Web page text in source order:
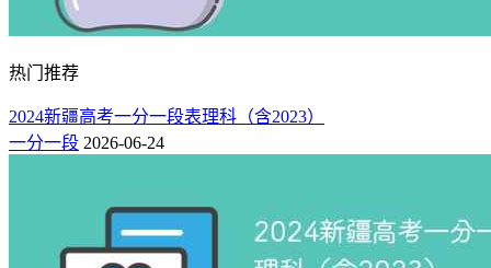
热门推荐
2024新疆高考一分一段表理科（含2023）
一分一段 2026-06-24